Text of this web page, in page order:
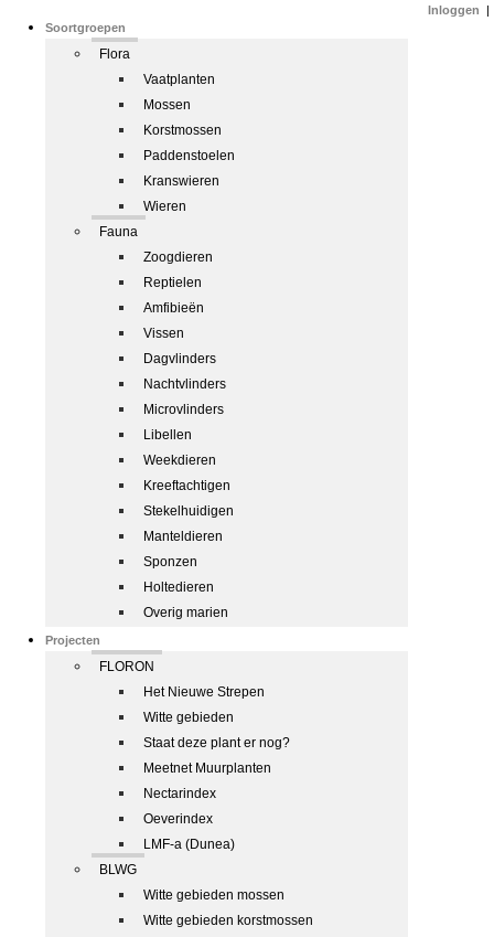
Soortgroepen
Flora
Vaatplanten
Mossen
Korstmossen
Paddenstoelen
Kranswieren
Wieren
Fauna
Zoogdieren
Reptielen
Amfibieën
Vissen
Dagvlinders
Nachtvlinders
Microvlinders
Libellen
Weekdieren
Kreeftachtigen
Stekelhuidigen
Manteldieren
Sponzen
Holtedieren
Overig marien
Projecten
FLORON
Het Nieuwe Strepen
Witte gebieden
Staat deze plant er nog?
Meetnet Muurplanten
Nectarindex
Oeverindex
LMF-a (Dunea)
BLWG
Witte gebieden mossen
Witte gebieden korstmossen
Inloggen |